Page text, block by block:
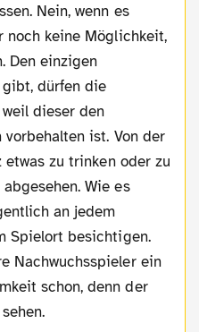
Nein, wenn es
keine Möglichkeit,
Den einzigen
dürfen die
dieser den
ist. Von der
zu trinken oder zu
Wie es
an jedem
Spielort besichtigen.
Nachwuchsspieler ein
schon, denn der